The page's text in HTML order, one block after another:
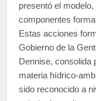
presentó el
componentes
Estas acciones
Gobierno de la
Dennise, consolida
materia hídrico-
sido reconocido a